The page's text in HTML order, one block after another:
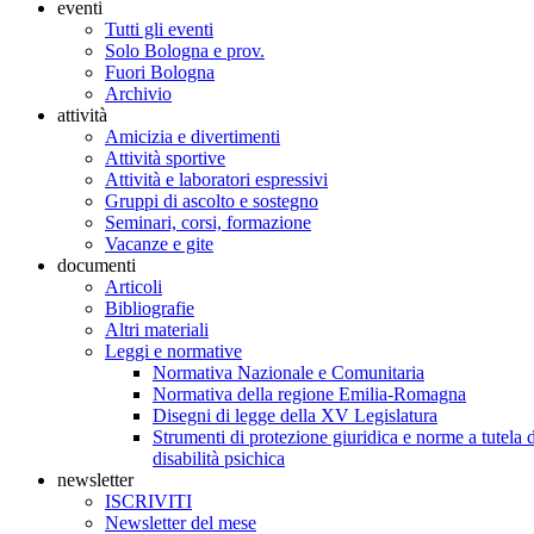
eventi
Tutti gli eventi
Solo Bologna e prov.
Fuori Bologna
Archivio
attività
Amicizia e divertimenti
Attività sportive
Attività e laboratori espressivi
Gruppi di ascolto e sostegno
Seminari, corsi, formazione
Vacanze e gite
documenti
Articoli
Bibliografie
Altri materiali
Leggi e normative
Normativa Nazionale e Comunitaria
Normativa della regione Emilia-Romagna
Disegni di legge della XV Legislatura
Strumenti di protezione giuridica e norme a tutela
disabilità psichica
newsletter
ISCRIVITI
Newsletter del mese